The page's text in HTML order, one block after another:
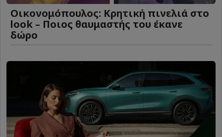
Οικονομόπουλος: Κρητική πινελιά στο
look – Ποιος θαυμαστής του έκανε
δώρο